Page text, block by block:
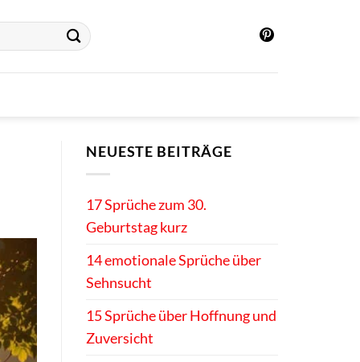
NEUESTE BEITRÄGE
17 Sprüche zum 30.
Geburtstag kurz
14 emotionale Sprüche über
Sehnsucht
15 Sprüche über Hoffnung und
Zuversicht